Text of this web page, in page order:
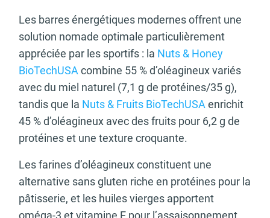
Les barres énergétiques modernes offrent une
solution nomade optimale particulièrement
appréciée par les sportifs : la Nuts & Honey
BioTechUSA combine 55 % d’oléagineux variés
avec du miel naturel (7,1 g de protéines/35 g),
tandis que la Nuts & Fruits BioTechUSA enrichit
45 % d’oléagineux avec des fruits pour 6,2 g de
protéines et une texture croquante.
Les farines d’oléagineux constituent une
alternative sans gluten riche en protéines pour la
pâtisserie, et les huiles vierges apportent
oméga-3 et vitamine E pour l’assaisonnement.